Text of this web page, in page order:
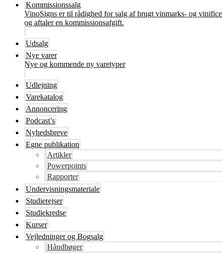
Kommissionssalg
VinoSigns er til rådighed for salg af brugt vinmarks- og
og aftaler en kommissionsafgift.
Udsalg
Nye varer
Nye og kommende ny varetyper
Udlejning
Varekatalog
Annoncering
Podcast’s
Nyhedsbreve
Egne publikation
Artikler
Powerpoints
Rapporter
Undervisningsmateriale
Studierejser
Studiekredse
Kurser
Vejledninger og Bogsalg
Håndbøger